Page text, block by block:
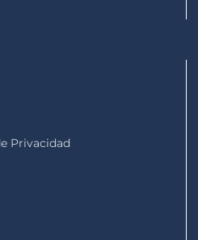
Privacidad